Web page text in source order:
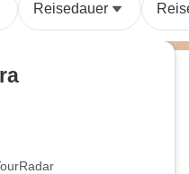
Reisedauer